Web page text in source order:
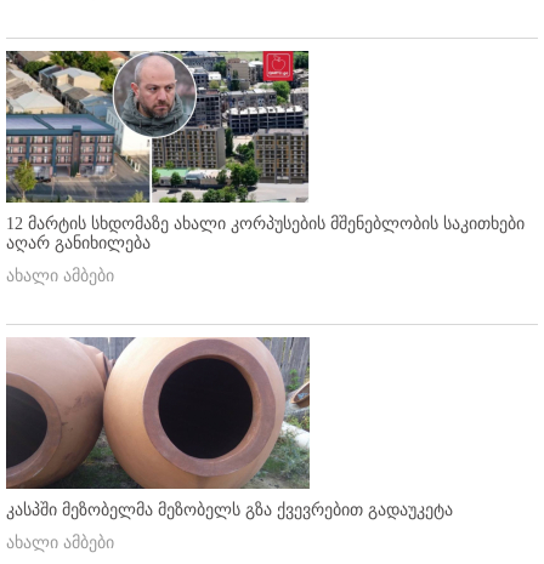
12 მარტის სხდომაზე ახალი კორპუსების მშენებლობის საკითხები
აღარ განიხილება
ახალი ამბები
კასპში მეზობელმა მეზობელს გზა ქვევრებით გადაუკეტა
ახალი ამბები